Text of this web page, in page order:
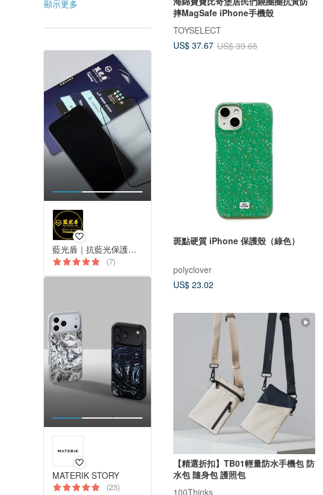
顯示更多
藍光盾｜抗藍光保護貼｜手機相關產品
(7)
MATERIK STORY
(23)
摔MagSafe iPhone手機殼
TOYSELECT
US$ 37.67 US$ 39.65
斑點硬質 iPhone 保護殼（綠色）
polyclover
US$ 23.02
【精選折扣】TB01輕量防水手機包 防
水包 隨身包 護照包
100Thinks